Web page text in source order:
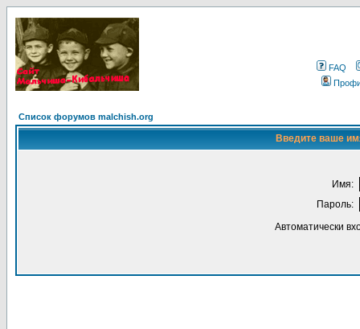
FAQ
Список форумов malchish.org
Введите ваше
Имя:
Пароль:
Автоматически